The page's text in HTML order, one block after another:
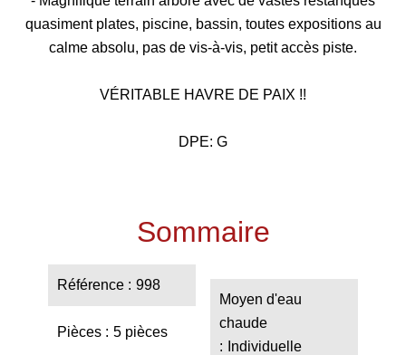
quasiment plates, piscine, bassin, toutes expositions au
calme absolu, pas de vis-à-vis, petit accès piste.
VÉRITABLE HAVRE DE PAIX !!
DPE: G
Sommaire
Référence 998
Pièces 5 pièces
Moyen d'eau
chaude
Individuelle